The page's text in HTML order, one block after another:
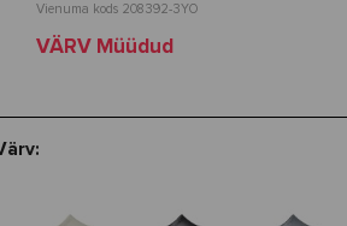
Vienuma kods 208392-3YO
VÄRV Müüdud